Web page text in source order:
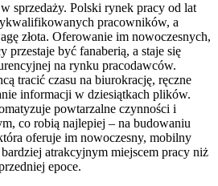
sprzedaży. Polski rynek pracy od lat
pracowników, a
złota. Oferowanie im nowoczesnych,
przestaje być fanaberią, a staje się
na rynku pracodawców.
tracić czasu na biurokrację, ręczne
informacji w dziesiątkach plików.
powtarzalne czynności i
co robią najlepiej – na budowaniu
oferuje im nowoczesny, mobilny
atrakcyjnym miejscem pracy niż
epoce.